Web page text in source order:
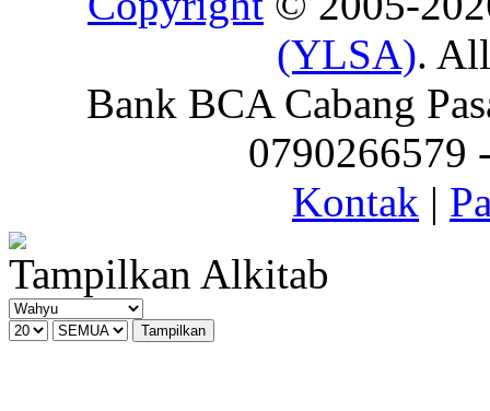
(YLSA).
Bank BCA Cabang
0790266579
Kontak |
Tampilkan Alkitab